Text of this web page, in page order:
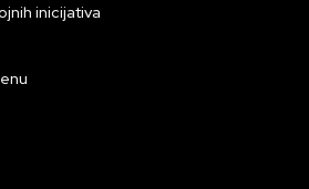
inicijativa